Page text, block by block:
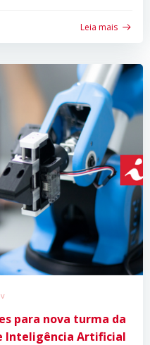
Leia mais
para nova turma da
Inteligência Artificial